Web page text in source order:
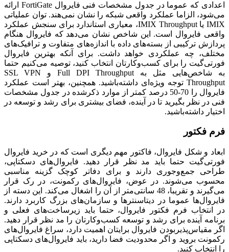
اعدادی که عموما در جدول مشخصات فنی فایروالFortiGate ارائه
می‌شود، الزاما عملکرد واقعی شبکه را نشان نمی‌هند. توان عملیاتی
IMIX یاIMIX Throughput، معیاری استاندارد برای سنجش عملکرد
واقعی فایروال است. این شاخص نشان می‌دهد که فایروال هنگام
پردازش ترکیبی از بسته‌های داده با اندازه‌های متفاوت و ترافیک‌های
مختلف، چه عملکردی خواهد داشت. برای آنکه بهترین فایروال
فورتی‌گیت را برای کسب‌وکارتان انتخاب کنید، توصیه می‌کنیم حتما
به شاخص‌هایی مثل به Full DPI Throughput و SSL VPN
Throughput توجه ویژه‌ای داشته‌باشید. همچنین، بهتر است عملکرد
فایروال را 70-50 درصد کمتر از موارد ذکرشده در جدول مشخصات
فنی در نظر بگیرید تا در آینده، فضای بیشتری برای رشد و توسعه در
اختیار داشته‌باشید.
فرم فکتور
ابعاد و شکل فایروال، فاکتور مهم دیگری است که در خرید فایروال
فورتی‌گیت حتما باید مد نظر قرار دهید. فایروال‌های دسکتاپی،
طراحی جمع‌وجوری دارند و برای دفاتر کوچک گزینه مناسبی
محسوب می‌شوند. در عوض، فایروال‌های رکمونت، در رک قرار
می‌گیرند و تقریبا، 48 سانتی‌متر از آن را اشغال می‌کند. این دسته از
فایروال‌ها عموما در دیتاسنترها و سازمان‌های بزرگ کاربرد دارند.
در انتخاب فرم فکتور فایروال، حتما باید زیرساخت‌های فعلی و
برنامه آینده برای رشد و توسعه کسب‌وکارتان را مد نظر قرار دهید.
اگر مقیاس‌پذیربودن فایروال برایتان اهمیت دارد، سراغ فایروال‌های
رکمونت بروید و اگر محدودیت فضا دارید، باید فایروال‌های دسکتاپی
را انتخاب کنید.